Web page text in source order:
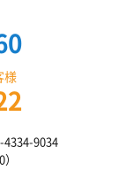
様
4334-9034